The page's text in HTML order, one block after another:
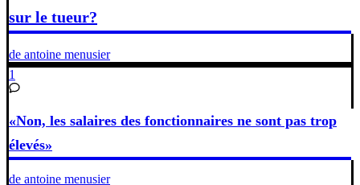
sur le tueur?
de antoine menusier
1
«Non, les salaires des fonctionnaires ne sont pas trop
élevés»
de antoine menusier